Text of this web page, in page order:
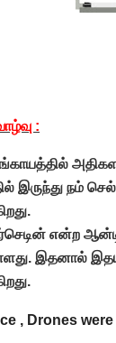
:
இருந்து நம்
என்ற
இதனால் இதய
, Drones